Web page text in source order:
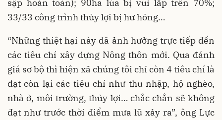
sập hoàn toàn); 90ha lúa bị vùi lấp trên 70%;
33/33 công trình thủy lợi bị hư hỏng…
“Những thiệt hại này đã ảnh hưởng trực tiếp đến
các tiêu chí xây dựng Nông thôn mới. Qua đánh
giá sơ bộ thì hiện xã chúng tôi chỉ còn 4 tiêu chí là
đạt còn lại các tiêu chí như thu nhập, hộ nghèo,
nhà ở, môi trường, thủy lợi… chắc chắn sẽ không
đạt như trước thời điểm mưa lũ xảy ra”, ông Lực